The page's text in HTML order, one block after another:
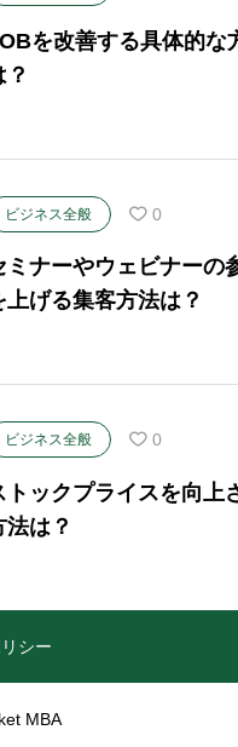
を改善する具体的な
？
ビジネス全般 0
ミナーやウェビナーの
上げる集客方法は？
ビジネス全般 0
トックプライスを向上
法は？
シー
MBA